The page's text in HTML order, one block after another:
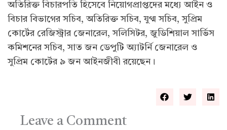
অতিরিক্ত বিচারপতি হিসেবে নিয়োগপ্রাপ্তদের মধ্যে আইন ও
বিচার বিভাগের সচিব, অতিরিক্ত সচিব, যুগ্ম সচিব, সুপ্রিম
কোর্টের রেজিস্ট্রার জেনারেল, সলিসিটর, জুডিশিয়াল সার্ভিস
কমিশনের সচিব, সাত জন ডেপুটি অ্যাটর্নি জেনারেল ও
সুপ্রিম কোর্টের ৯ জন আইনজীবী রয়েছেন।
Leave a Comment